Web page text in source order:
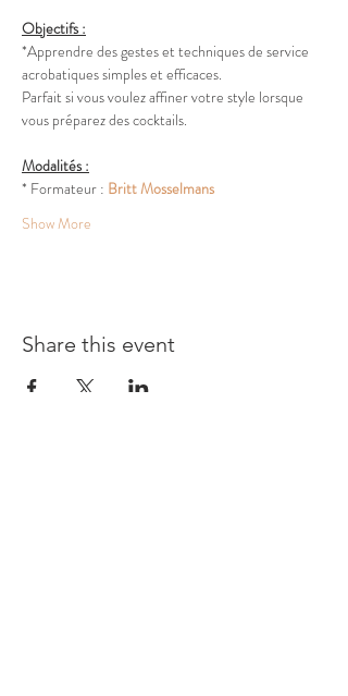
Objectifs :
*Apprendre des gestes et techniques de service
acrobatiques simples et efficaces.
Parfait si vous voulez affiner votre style lorsque
vous préparez des cocktails.
Modalités :
* Formateur : Britt Mosselmans
Show More
Share this event